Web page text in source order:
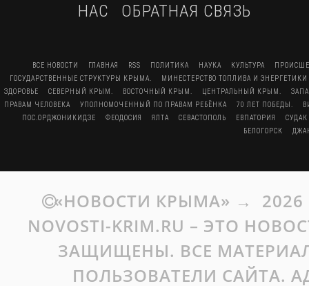
НАС
ОБРАТНАЯ СВЯЗЬ
ВСЕ НОВОСТИ ГЛАВНАЯ RSS ПОЛИТИКА НАУКА КУЛЬТУРА
ГОСУДАРСТВЕННЫЕ СТРУКТУРЫ КРЫМА.
МИНЕСТЕРСТВО ТОПЛИВА И
ЗДОРОВЬЕ
СЕВЕРНЫЙ КРЫМ. ВОСТОЧНЫЙ КРЫМ. ЦЕНТРАЛЬНЫЙ КРЫМ.
ПРАВАМ ЧЕЛОВЕКА
УПОЛНОМОЧЕННЫЙ ПО ПРАВАМ РЕБЁНКА 70 ЛЕТ ПОБЕДЫ.
ПОС.ОРДЖОНИКИДЗЕ
ФЕОДОСИЯ ЯЛТА СЕВАСТОПОЛЬ ЕВПАТОРИЯ
СУДАК
БЕЛОГОРСК
«НОВОСТИ КРЫМА» → 2026
NOVOSTI-KRIM.RU – ЭТО
ЗАЩИЩЕНЫ. ВСЕ
ПОЛЬЗОВАТЕЛИ САЙТА.